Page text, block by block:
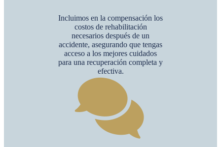
Incluimos en la compensación los
costos de rehabilitación
necesarios después de un
accidente, asegurando que tengas
acceso a los mejores cuidados
para una recuperación completa y
efectiva.